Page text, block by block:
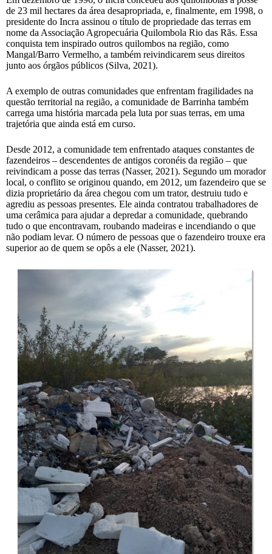
de 23 mil hectares da área desapropriada, e, finalmente, em 1998, o
presidente do Incra assinou o título de propriedade das terras em
nome da Associação Agropecuária Quilombola Rio das Rãs. Essa
conquista tem inspirado outros quilombos na região, como
Mangal/Barro Vermelho, a também reivindicarem seus direitos
junto aos órgãos públicos (Silva, 2021).
A exemplo de outras comunidades que enfrentam fragilidades na
questão territorial na região, a comunidade de Barrinha também
carrega uma história marcada pela luta por suas terras, em uma
trajetória que ainda está em curso.
Desde 2012, a comunidade tem enfrentado ataques constantes de
fazendeiros – descendentes de antigos coronéis da região – que
reivindicam a posse das terras (Nasser, 2021). Segundo um morador
local, o conflito se originou quando, em 2012, um fazendeiro que se
dizia proprietário da área chegou com um trator, destruiu tudo e
agrediu as pessoas presentes. Ele ainda contratou trabalhadores de
uma cerâmica para ajudar a depredar a comunidade, quebrando
tudo o que encontravam, roubando madeiras e incendiando o que
não podiam levar. O número de pessoas que o fazendeiro trouxe era
superior ao de quem se opôs a ele (Nasser, 2021).